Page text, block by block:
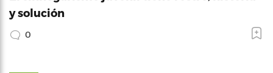
y solución
0